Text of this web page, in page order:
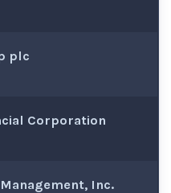
plc
Corporation
Inc.